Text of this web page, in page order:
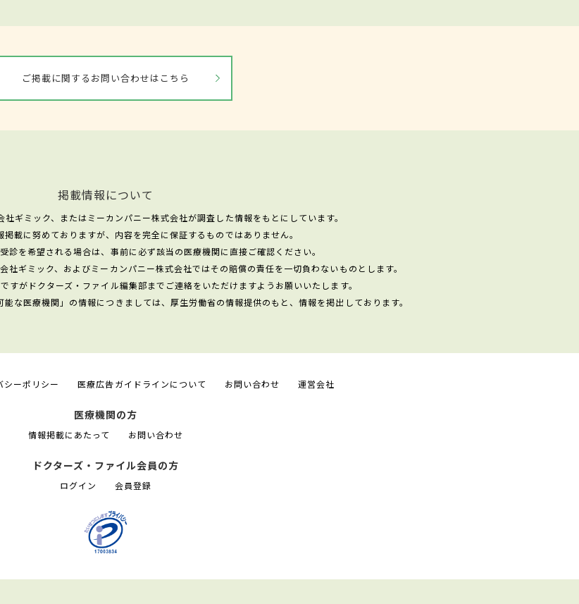
ご掲載に関するお問い合わせはこちら
掲載情報について
ギミック、またはミーカンパニー株式会社が調査した情報をもとにしています。
載に努めておりますが、内容を完全に保証するものではありません。
診を希望される場合は、事前に必ず該当の医療機関に直接ご確認ください。
社ギミック、およびミーカンパニー株式会社ではその賠償の責任を一切負わないものとします。
すがドクターズ・ファイル編集部までご連絡をいただけますようお願いいたします。
な医療機関」の情報につきましては、厚生労働省の情報提供のもと、情報を掲出しております。
シーポリシー 医療広告ガイドラインについて お問い合わせ 運営会社
医療機関の方
情報掲載にあたって お問い合わせ
ドクターズ・ファイル会員の方
ログイン 会員登録